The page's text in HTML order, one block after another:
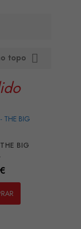
topo 
BIG